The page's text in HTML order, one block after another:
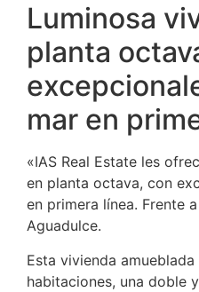
Luminosa
planta
mar en
«IAS Real Estate les
en planta octava, con
en primera línea. Frente
Aguadulce.
Esta vivienda
habitaciones, una doble